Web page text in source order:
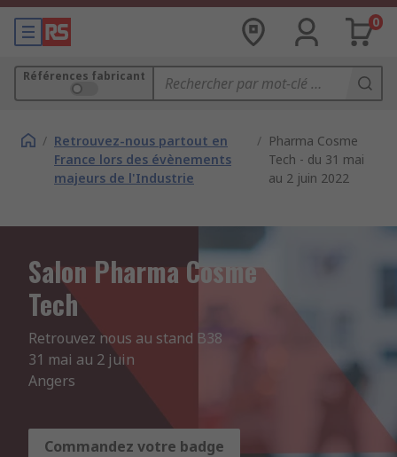
0
Références fabricant
/ Retrouvez-nous partout en
France lors des évènements
majeurs de l'Industrie
/ Pharma Cosme
Tech - du 31 mai
au 2 juin 2022
Salon Pharma Cosme
Tech
Retrouvez nous au stand B38
31 mai au 2 juin
Angers
Commandez votre badge